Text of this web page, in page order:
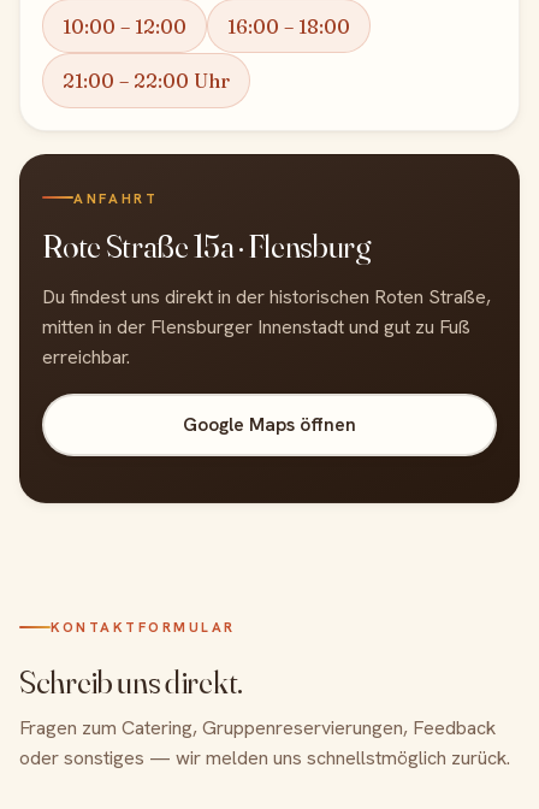
10:00 – 12:00 16:00 – 18:00
21:00 – 22:00 Uhr
ANFAHRT
Rote Straße 15a · Flensburg
Du findest uns direkt in der historischen Roten Straße,
mitten in der Flensburger Innenstadt und gut zu Fuß
erreichbar.
Google Maps öffnen
KONTAKTFORMULAR
Schreib uns direkt.
Fragen zum Catering, Gruppenreservierungen, Feedback
oder sonstiges — wir melden uns schnellstmöglich zurück.